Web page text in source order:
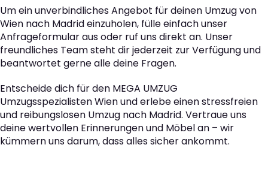
Um ein unverbindliches Angebot für deinen Umzug von
Wien nach Madrid einzuholen, fülle einfach unser
Anfrageformular aus oder ruf uns direkt an. Unser
freundliches Team steht dir jederzeit zur Verfügung und
beantwortet gerne alle deine Fragen.
Entscheide dich für den MEGA UMZUG
Umzugsspezialisten Wien und erlebe einen stressfreien
und reibungslosen Umzug nach Madrid. Vertraue uns
deine wertvollen Erinnerungen und Möbel an – wir
kümmern uns darum, dass alles sicher ankommt.